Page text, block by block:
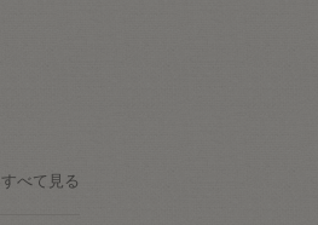
すべて見る